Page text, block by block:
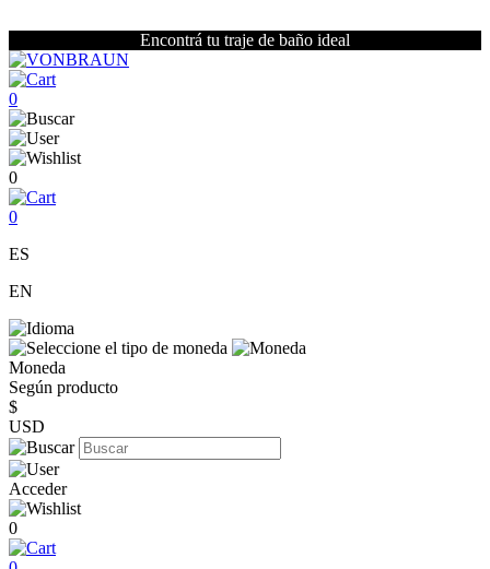
Encontrá tu traje de baño ideal
0
0
0
ES
EN
Moneda
Según producto
$
USD
Acceder
0